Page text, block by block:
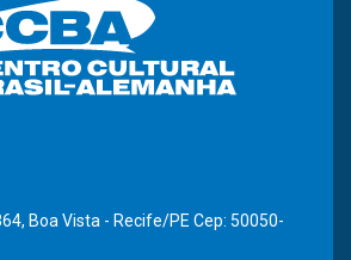
Boa Vista - Recife/PE Cep: 50050-